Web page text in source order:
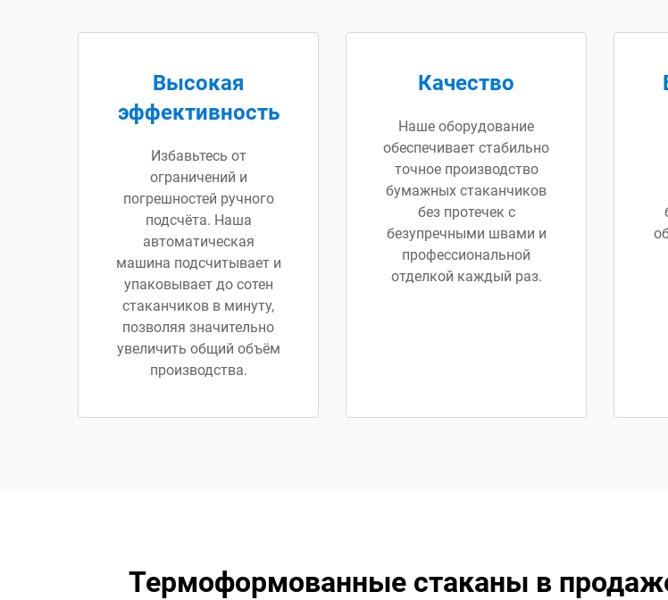
Высокая
эффективность
Избавьтесь от
ограничений и
погрешностей ручного
подсчёта. Наша
автоматическая
машина подсчитывает и
упаковывает до сотен
стаканчиков в минуту,
позволяя значительно
увеличить общий объём
производства.
Качество
Наше оборудование
обеспечивает стабильно
точное производство
бумажных стаканчиков
без протечек с
безупречными швами и
профессиональной
отделкой каждый раз.
Термоформованные стаканы в